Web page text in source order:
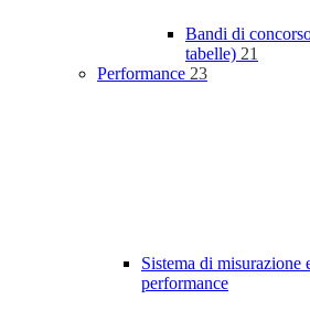
Bandi di
tabelle) 21
Performance 23
Sistema di misurazione
performance